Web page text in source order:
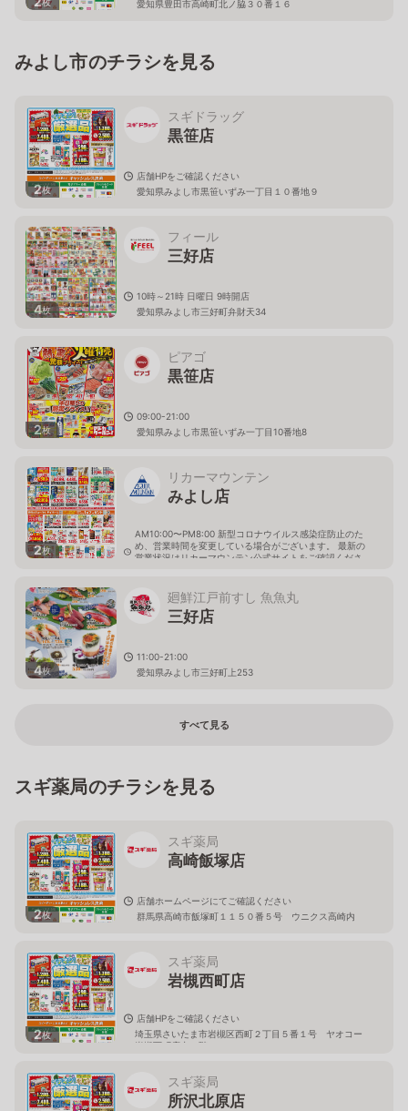
愛知県豊田市高崎町北ノ脇３０番１６
みよし市のチラシを見る
2枚
スギドラッグ
黒笹店
店舗HPをご確認ください
愛知県みよし市黒笹いずみ一丁目１０番地９
4枚
フィール
三好店
10時～21時 日曜日 9時開店
愛知県みよし市三好町弁財天34
2枚
ピアゴ
黒笹店
09:00-21:00
愛知県みよし市黒笹いずみ一丁目10番地8
2枚
リカーマウンテン
みよし店
AM10:00〜PM8:00 新型コロナウイルス感染症防止のた
め、営業時間を変更している場合がございます。 最新の
営業状況はリカーマウンテン公式サイトをご確認くださ
4枚
廻鮮江戸前すし 魚魚丸
三好店
11:00-21:00
愛知県みよし市三好町上253
すべて見る
スギ薬局のチラシを見る
2枚
スギ薬局
高崎飯塚店
店舗ホームページにてご確認ください
群馬県高崎市飯塚町１１５０番５号 ウニクス高崎内
2枚
スギ薬局
岩槻西町店
店舗HPをご確認ください
埼玉県さいたま市岩槻区西町２丁目５番１号 ヤオコー
岩槻西町店内１階
スギ薬局
所沢北原店